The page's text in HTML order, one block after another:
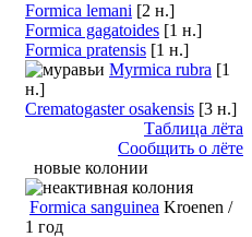
Formica lemani [2 н.]
Formica gagatoides [1 н.]
Formica pratensis [1 н.]
Myrmica rubra [1
н.]
Crematogaster osakensis [3 н.]
Таблица лёта
Сообщить о лёте
новые колонии
Formica sanguinea Kroenen /
1 год